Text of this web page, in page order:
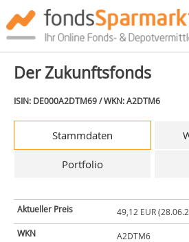
Der Zukunftsfonds
ISIN: DE000A2DTM69 / WKN: A2DTM6
Stammdaten
Portfolio
Aktueller Preis
49,12 EUR
WKN
A2DTM6